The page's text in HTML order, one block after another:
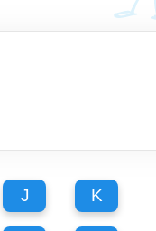
J K